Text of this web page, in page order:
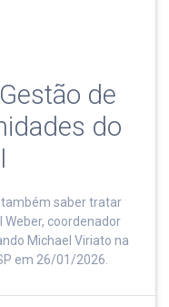
de
do
também saber tratar
Weber, coordenador
Michael Viriato na
em 26/01/2026.